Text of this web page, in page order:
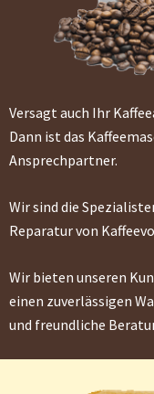
Versagt auch Ihr
Dann ist das
Ansprechpartner.
Wir sind die
Reparatur von
Wir bieten unseren
einen zuverlässigen
und freundliche